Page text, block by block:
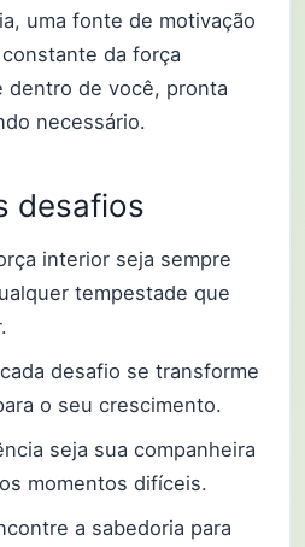
uma fonte de motivação
da força
dentro de você, pronta
necessário.
desafios
interior seja sempre
tempestade que
desafio se transforme
o seu crescimento.
seja sua companheira
momentos difíceis.
a sabedoria para